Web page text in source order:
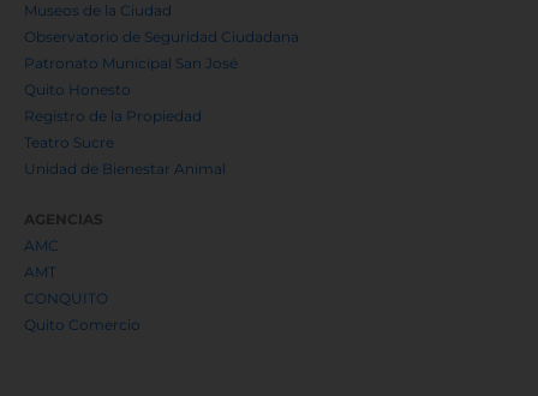
Museos de la Ciudad
Observatorio de Seguridad Ciudadana
Patronato Municipal San José
Quito Honesto
Registro de la Propiedad
Teatro Sucre
Unidad de Bienestar Animal
AGENCIAS
AMC
AMT
CONQUITO
Quito Comercio